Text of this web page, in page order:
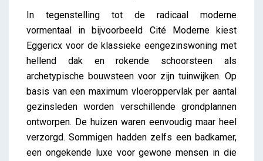
In tegenstelling tot de radicaal moderne
vormentaal in bijvoorbeeld Cité Moderne kiest
Eggericx voor de klassieke eengezinswoning met
hellend dak en rokende schoorsteen als
archetypische bouwsteen voor zijn tuinwijken. Op
basis van een maximum vloeroppervlak per aantal
gezinsleden worden verschillende grondplannen
ontworpen. De huizen waren eenvoudig maar heel
verzorgd. Sommigen hadden zelfs een badkamer,
een ongekende luxe voor gewone mensen in die